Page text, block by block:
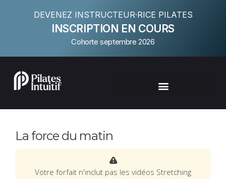
DEVENEZ INSTRUCTEUR·RICE PILATES
INSCRIPTION EN COURS
Cohorte septembre 2026
La force du matin
Votre forfait n'inclut pas les vidéos Stretching